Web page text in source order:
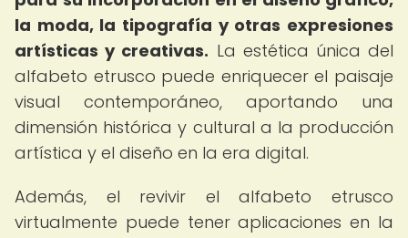
la moda, la tipografía y otras expresiones
artísticas y creativas. La estética única del
alfabeto etrusco puede enriquecer el paisaje
visual contemporáneo, aportando una
dimensión histórica y cultural a la producción
artística y el diseño en la era digital.
Además, el revivir el alfabeto etrusco
virtualmente puede tener aplicaciones en la